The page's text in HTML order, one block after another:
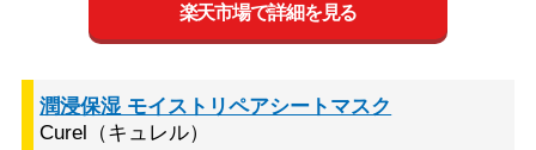
楽天市場で詳細を見る
潤浸保湿 モイストリペアシートマスク
Curel（キュレル）